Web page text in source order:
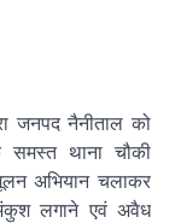
जनपद नैनीताल को
थाना चौकी
अभियान चलाकर
लगाने एवं अवैध